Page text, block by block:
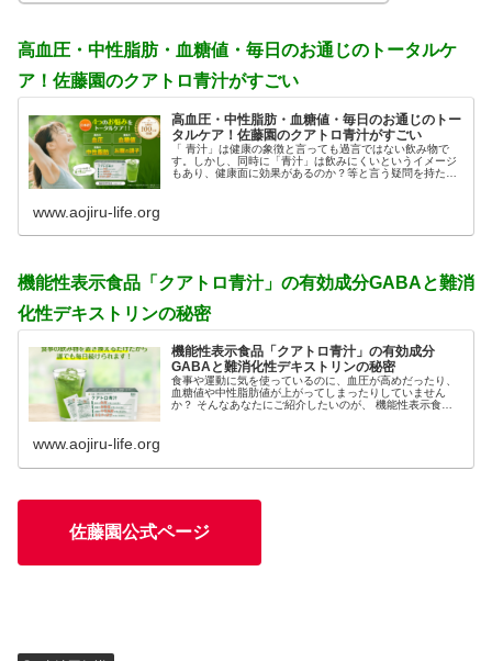
高血圧・中性脂肪・血糖値・毎日のお通じのトータルケ
ア！佐藤園のクアトロ青汁がすごい
高血圧・中性脂肪・血糖値・毎日のお通じのトー
タルケア！佐藤園のクアトロ青汁がすごい
「 青汁」は健康の象徴と言っても過言ではない飲み物で
す。しかし、同時に「青汁」は飲みにくいというイメージ
もあり、健康面に効果があるのか？等と言う疑問を持たれ
www.aojiru-life.org
機能性表示食品「クアトロ青汁」の有効成分GABAと難消
化性デキストリンの秘密
機能性表示食品「クアトロ青汁」の有効成分
GABAと難消化性デキストリンの秘密
食事や運動に気を使っているのに、血圧が高めだったり、
血糖値や中性脂肪値が上がってしまったりしていません
か？ そんなあなたにご紹介したいのが、 機能性表示食品
www.aojiru-life.org
佐藤園公式ページ